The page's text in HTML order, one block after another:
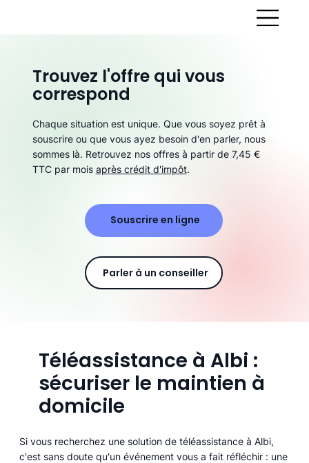
Téléassistance à Albi :
sécuriser le maintien à
domicile
Si vous recherchez une solution de téléassistance à Albi,
c'est sans doute qu'un événement vous a fait réfléchir : une
Trouvez l'offre qui vous
correspond
Chaque situation est unique. Que vous soyez prêt à
souscrire ou que vous ayez besoin d'en parler, nous
sommes là. Retrouvez nos offres à partir de 7,45 €
TTC par mois après crédit d'impôt.
Souscrire en ligne
Parler à un conseiller